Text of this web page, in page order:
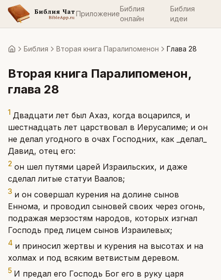
Приложение
Библия
онлайн
Библия
идеи
ГлавнаяБиблия Вторая книга Паралипоменон Глава 28
Вторая книга Паралипоменон,
глава 28
1 Двадцати лет был Ахаз, когда воцарился, и
шестнадцать лет царствовал в Иерусалиме; и он
не делал угодного в очах Господних, как _делал_
Давид, отец его:
2 он шел путями царей Израильских, и даже
сделал литые статуи Ваалов;
3 и он совершал курения на долине сынов
Еннома, и проводил сыновей своих через огонь,
подражая мерзостям народов, которых изгнал
Господь пред лицем сынов Израилевых;
4 и приносил жертвы и курения на высотах и на
холмах и под всяким ветвистым деревом.
5 И предал его Господь Бог его в руку царя